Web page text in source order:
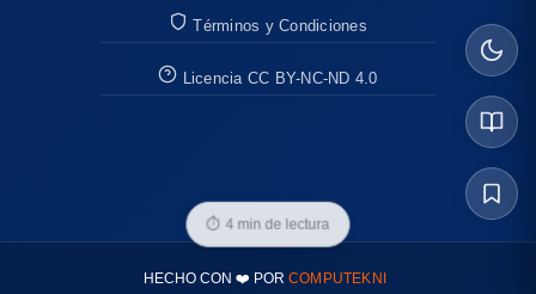
Términos y Condiciones
Licencia CC BY-NC-ND 4.0
HECHO CON ❤️ POR COMPUTEKNI